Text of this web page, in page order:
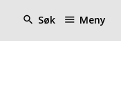
Søk Meny